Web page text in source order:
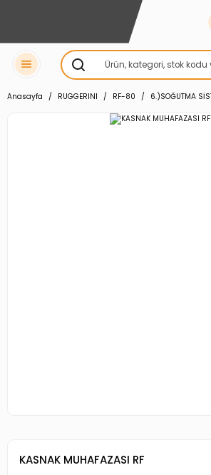
Anasayfa RUGGERINI RF-80 6.)SOĞUTMA
KASNAK MUHAFAZASI RF